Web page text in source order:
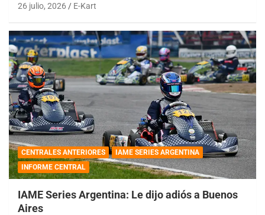
26 julio, 2026 E-Kart
CENTRALES ANTERIORES
IAME SERIES ARGENTINA
INFORME CENTRAL
IAME Series Argentina: Le dijo adiós a Buenos
Aires